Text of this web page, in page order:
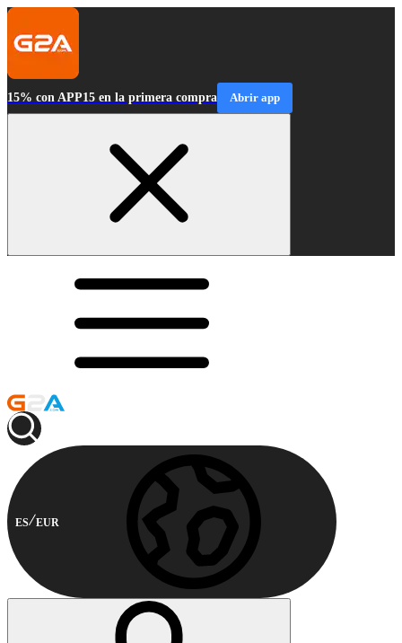
15% con APP15 en la primera compra Abrir app
ES EUR